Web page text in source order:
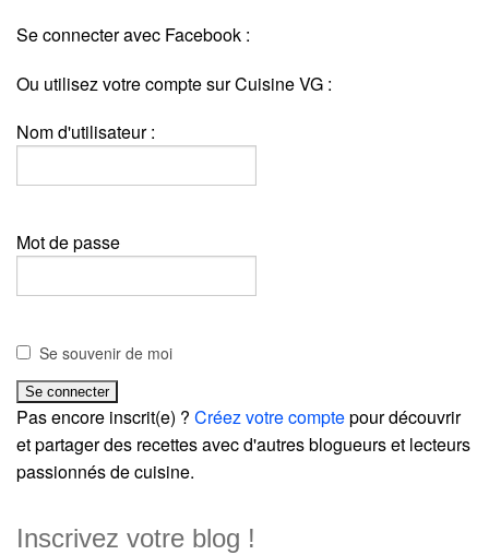
Se connecter avec Facebook :
Ou utilisez votre compte sur Cuisine VG :
Nom d'utilisateur :
Mot de passe
Se souvenir de moi
Pas encore inscrit(e) ? Créez votre comptepour découvrir
et partager des recettes avec d'autres blogueurs et lecteurs
passionnés de cuisine.
Inscrivez votre blog !